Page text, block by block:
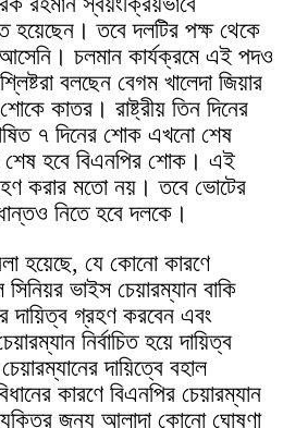
হয়েছেন। তবে দলটির পক্ষ থেকে
চলমান কার্যক্রমে এই পদও
বলছেন বেগম খালেদা জিয়ার
কাতর। রাষ্ট্রীয় তিন দিনের
৭ দিনের শোক এখনো শেষ
শেষ হবে বিএনপির শোক। এই
করার মতো নয়। তবে ভোটের
নিতে হবে দলকে।
হয়েছে, যে কোনো কারণে
ভাইস চেয়ারম্যান বাকি
দায়িত্ব গ্রহণ করবেন এবং
নির্বাচিত হয়ে দায়িত্ব
দায়িত্বে বহাল
কারণে বিএনপির চেয়ারম্যান
জন্য আলাদা কোনো ঘোষণা